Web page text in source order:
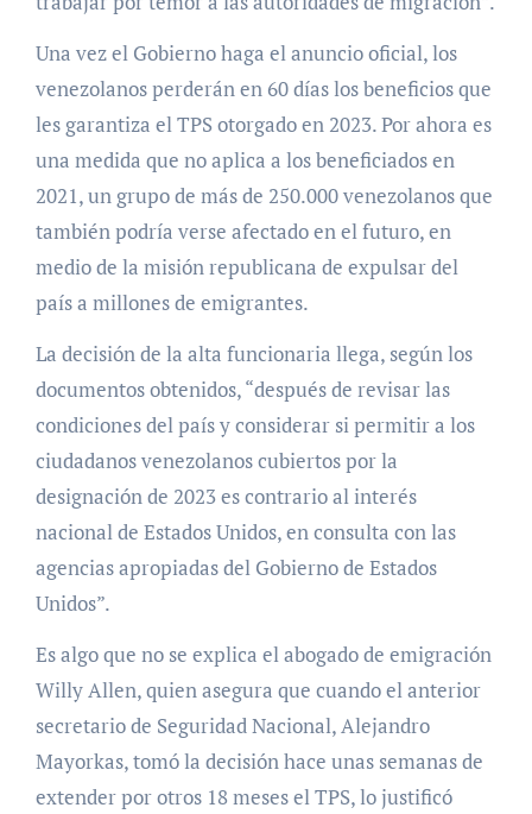
Una vez el Gobierno haga el anuncio oficial, los
venezolanos perderán en 60 días los beneficios que
les garantiza el TPS otorgado en 2023. Por ahora es
una medida que no aplica a los beneficiados en
2021, un grupo de más de 250.000 venezolanos que
también podría verse afectado en el futuro, en
medio de la misión republicana de expulsar del
país a millones de emigrantes.
La decisión de la alta funcionaria llega, según los
documentos obtenidos, “después de revisar las
condiciones del país y considerar si permitir a los
ciudadanos venezolanos cubiertos por la
designación de 2023 es contrario al interés
nacional de Estados Unidos, en consulta con las
agencias apropiadas del Gobierno de Estados
Unidos”.
Es algo que no se explica el abogado de emigración
Willy Allen, quien asegura que cuando el anterior
secretario de Seguridad Nacional, Alejandro
Mayorkas, tomó la decisión hace unas semanas de
extender por otros 18 meses el TPS, lo justificó